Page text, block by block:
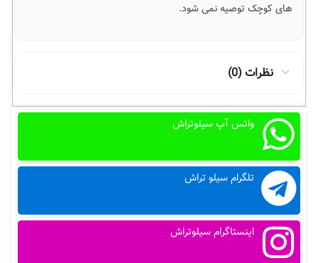
های کوچک توصیه نمی شود.
نظرات (0)
واتس آپ سیلوتراش
تلگرام سیلو تراش
اینستاگرام سیلوتراش